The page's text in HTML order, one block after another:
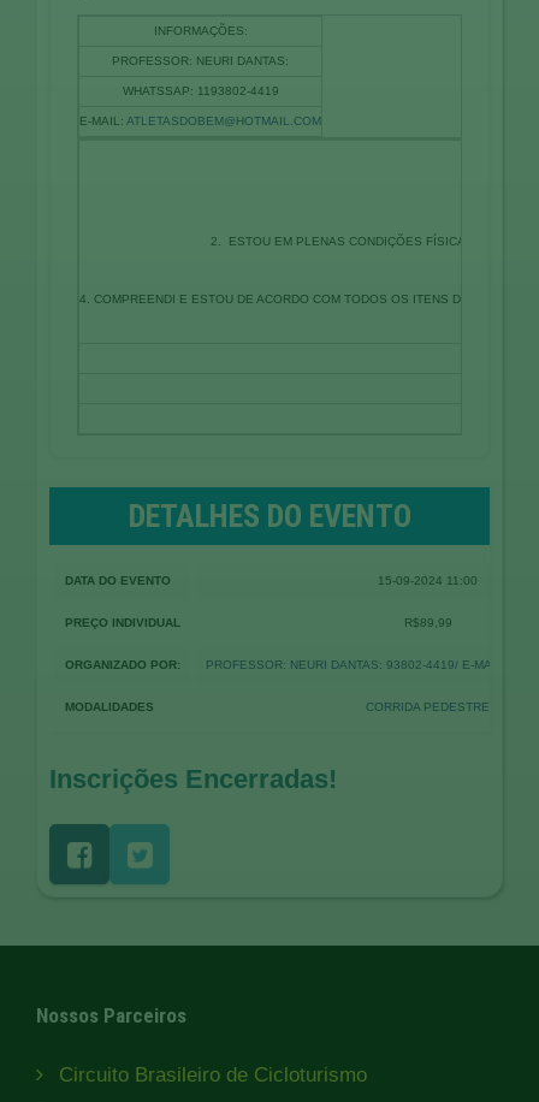
INFORMAÇÕES:
PROFESSOR: NEURI DANTAS:
WHATSSAP: 1193802-4419
E-MAIL: ATLETASDOBEM@HOTMAIL.COM
2. ESTOU EM PLENAS CONDIÇÕES FÍSICAS E
4. COMPREENDI E ESTOU DE ACORDO COM TODOS OS ITENS DESTE
DETALHES DO EVENTO
DATA DO EVENTO 15-09-2024 11:00
PREÇO INDIVIDUAL R$89,99
ORGANIZADO POR: PROFESSOR: NEURI DANTAS: 93802-4419/ E-MAIL:
MODALIDADES CORRIDA PEDESTRE
Inscrições Encerradas!
Nossos Parceiros
Circuito Brasileiro de Cicloturismo